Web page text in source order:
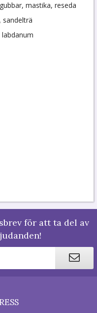
mastika, reseda
sandelträ
för att ta del av